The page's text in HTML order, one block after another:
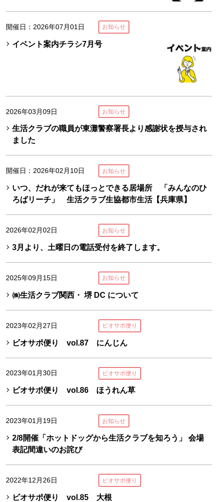
開催日：2026年07月01日 お知らせ
イベント案内チラシ7月号
2026年03月09日 お知らせ
生活クラブの職員が東灘警察署長より感謝状を授与され
ました
開催日：2026年02月10日 お知らせ
いつ、だれが来てもほっとできる居場所 「みんなのひ
ろばリーチ」 生活クラブ生協都市生活【兵庫県】
2026年02月02日 お知らせ
3月より、土曜日の電話受付を終了します。
2025年09月15日 お知らせ
㈱生活クラブ関西・ 堺 DC について
2023年02月27日 ビオサポ便り
ビオサポ便り vol.87 にんじん
2023年01月30日 ビオサポ便り
ビオサポ便り vol.86 ほうれん草
2023年01月19日 お知らせ
2/8開催「ホットドッグから生活クラブを知ろう」 会場
表記間違いのお詫び
2022年12月26日 ビオサポ便り
ビオサポ便り vol.85 大根